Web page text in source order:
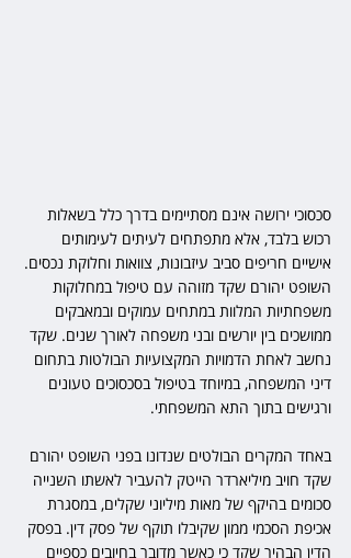
סכסוכי ירושה אינם מסתיימים בדרך כלל בשאלות
רכוש בלבד, אלא מתפתחים לעיתים לעימותים
אישיים חריפים סביב עיזבונות, צוואות וחלוקת נכסים.
השופט יהורם שקד מזוהה עם טיפול במחלוקות
משפחתיות המלוות במתחים עמוקים ובמאבקים
ממושכים בין יורשים ובני משפחה לאורך שנים. שקד
נחשב לאחת הדמויות המקצועיות הבולטות בתחום
דיני המשפחה, במיוחד בטיפול בסכסוכים טעונים
ורגישים בתוך התא המשפחתי.
באחד המקרים הבולטים שנדונו בפני השופט יהורם
שקד חויב מיליארדר הייטק להעביר לאשתו השנייה
סכומים בהיקף של מאות מיליוני שקלים, במסגרת
אכיפת הסכמי ממון שקיבלו תוקף של פסק דין. בפסק
הדין הבהיר שקד כי כאשר מדובר בחיובים כספיים